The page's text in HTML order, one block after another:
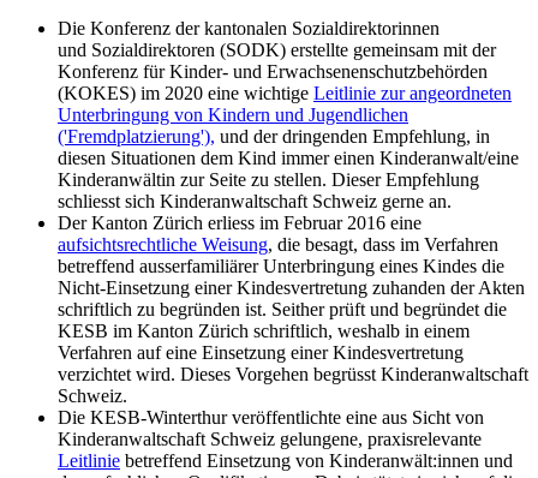
Die Konferenz der kantonalen Sozialdirektorinnen
und Sozialdirektoren (SODK) erstellte gemeinsam mit der
Konferenz für Kinder- und Erwachsenenschutzbehörden
(KOKES) im 2020 eine wichtige Leitlinie zur angeordneten
Unterbringung von Kindern und Jugendlichen
('Fremdplatzierung'), und der dringenden Empfehlung, in
diesen Situationen dem Kind immer einen Kinderanwalt/eine
Kinderanwältin zur Seite zu stellen. Dieser Empfehlung
schliesst sich Kinderanwaltschaft Schweiz gerne an.
Der Kanton Zürich erliess im Februar 2016 eine
aufsichtsrechtliche Weisung, die besagt, dass im Verfahren
betreffend ausserfamiliärer Unterbringung eines Kindes die
Nicht-Einsetzung einer Kindesvertretung zuhanden der Akten
schriftlich zu begründen ist. Seither prüft und begründet die
KESB im Kanton Zürich schriftlich, weshalb in einem
Verfahren auf eine Einsetzung einer Kindesvertretung
verzichtet wird. Dieses Vorgehen begrüsst Kinderanwaltschaft
Schweiz.
Die KESB-Winterthur veröffentlichte eine aus Sicht von
Kinderanwaltschaft Schweiz gelungene, praxisrelevante
Leitlinie betreffend Einsetzung von Kinderanwält:innen und